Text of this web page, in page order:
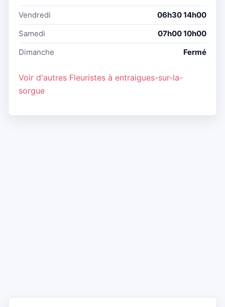
Vendredi
06h30 14h00
Samedi
07h00 10h00
Dimanche
Fermé
Voir d'autres Fleuristes à entraigues-sur-la-
sorgue